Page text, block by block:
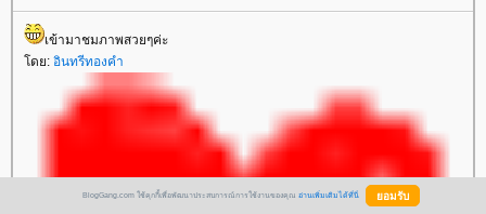
เข้ามาชมภาพสวยๆค่ะ
ดย: อินทรีทองคำ
BlogGang.com ใช้คุกกี้เพื่อพัฒนาประสบการณ์การใช้งานของคุณ อ่านเพิ่มเติมได้ที่นี่